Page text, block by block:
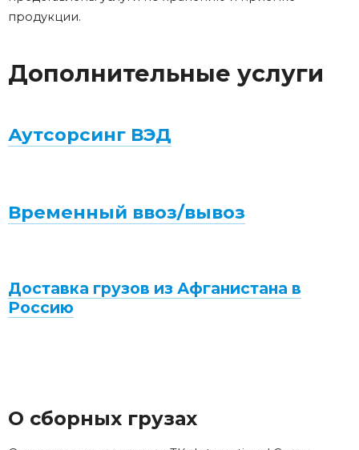
продукции.
Дополнительные услуги
Аутсорсинг ВЭД
Временный ввоз/вывоз
Доставка грузов из Афганистана в
Россию
О сборных грузах